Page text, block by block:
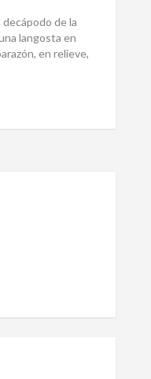
de la
langosta en
en relieve,